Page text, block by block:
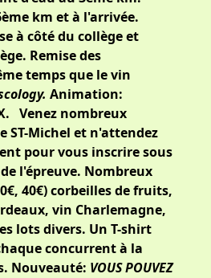
km et à l'arrivée.
à côté du collège et
Remise des
temps que le vin
Animation:
Venez nombreux
ST-Michel et n'attendez
pour vous inscrire sous
l'épreuve. Nombreux
40€) corbeilles de fruits,
vin Charlemagne,
lots divers. Un T-shirt
concurrent à la
Nouveauté: VOUS POUVEZ